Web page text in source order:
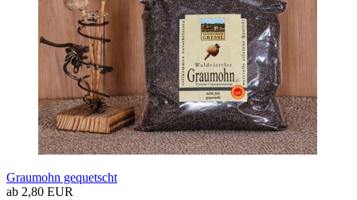
Graumohn gequetscht
ab 2,80 EUR